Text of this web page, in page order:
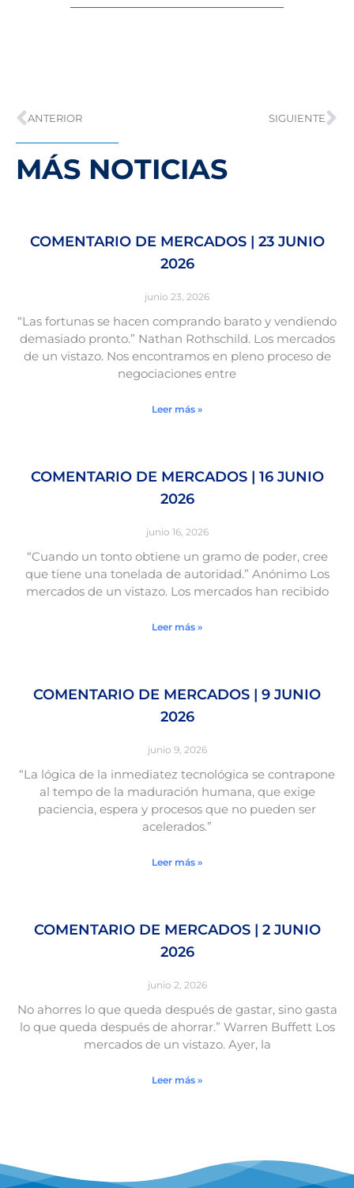
ANTERIOR SIGUIENTE
MÁS NOTICIAS
COMENTARIO DE MERCADOS | 23 JUNIO
2026
junio 23, 2026
“Las fortunas se hacen comprando barato y vendiendo
demasiado pronto.” Nathan Rothschild. Los mercados
de un vistazo. Nos encontramos en pleno proceso de
negociaciones entre
Leer más »
COMENTARIO DE MERCADOS | 16 JUNIO
2026
junio 16, 2026
“Cuando un tonto obtiene un gramo de poder, cree
que tiene una tonelada de autoridad.” Anónimo Los
mercados de un vistazo. Los mercados han recibido
Leer más »
COMENTARIO DE MERCADOS | 9 JUNIO
2026
junio 9, 2026
“La lógica de la inmediatez tecnológica se contrapone
al tempo de la maduración humana, que exige
paciencia, espera y procesos que no pueden ser
acelerados.”
Leer más »
COMENTARIO DE MERCADOS | 2 JUNIO
2026
junio 2, 2026
No ahorres lo que queda después de gastar, sino gasta
lo que queda después de ahorrar.” Warren Buffett Los
mercados de un vistazo. Ayer, la
Leer más »